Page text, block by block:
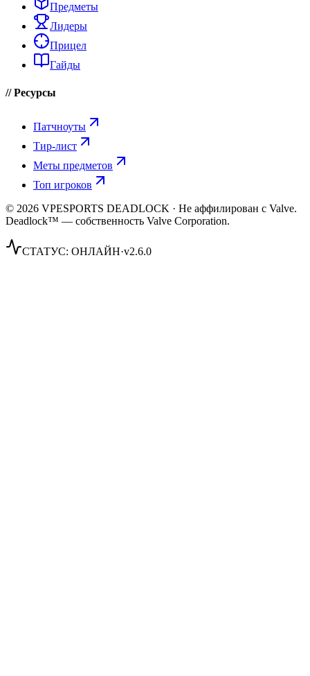
Предметы
Лидеры
Прицел
Гайды
// Ресурсы
Патчноуты
Тир-лист
Меты предметов
Топ игроков
© 2026 VPESPORTS DEADLOCK · Не аффилирован с Valve.
Deadlock™ — собственность Valve Corporation.
СТАТУС: ОНЛАЙН·v2.6.0